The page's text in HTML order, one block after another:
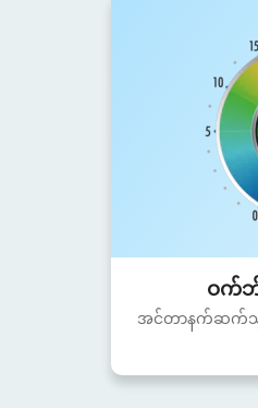
ဝက်ဘ်
အင်တာနက်ဆက်သွ